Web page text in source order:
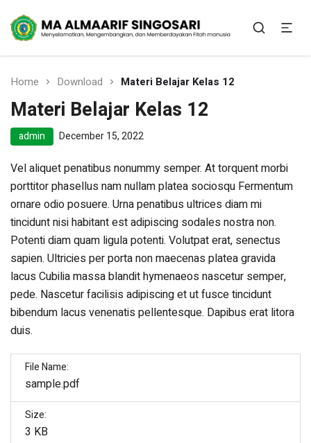
MA Almaarif Singosari
memberdayakan fitrah manusia
Home Download Materi Belajar Kelas 12
Materi Belajar Kelas 12
admin December 15, 2022
Vel aliquet penatibus nonummy semper. At torquent morbi
porttitor phasellus nam nullam platea sociosqu Fermentum
ornare odio posuere. Urna penatibus ultrices diam mi
tincidunt nisi habitant est adipiscing sodales nostra non.
Potenti diam quam ligula potenti. Volutpat erat, senectus
sapien. Ultricies per porta non maecenas platea gravida
lacus Cubilia massa blandit hymenaeos nascetur semper,
pede. Nascetur facilisis adipiscing et ut fusce tincidunt
bibendum lacus venenatis pellentesque. Dapibus erat litora
duis.
File Name:
sample.pdf
Size:
3 KB